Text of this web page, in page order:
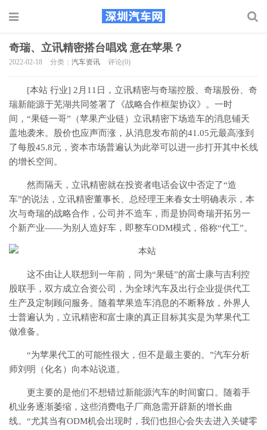
奇瑞、立讯精密搭台唱戏 意在苹果？
2022-02-18 分类： 汽车资讯 评论(0)
[本站 行业] 2月11日，立讯精密与奇瑞控股、奇瑞股份、奇
瑞新能源于芜湖共同签署了《战略合作框架协议》。一时
间，“果链一哥”（苹果产业链）立讯精密下场造车的消息铺天
盖地袭来。股价也应声而涨，从消息发布前的41.05元最高涨到
了每股45.8元，资本市场普遍认为此举可以进一步打开其中长线
的增长空间。
然而隔天，立讯精密就在投资者电话会议中否定了“造
车”的说法，立讯精密董事长、总经理王来春女士明确表示，本
次与奇瑞的战略合作，公司并不造车，而是协同奇瑞开拓另一
个新产业――为别人造好车，即整车ODM模式，俗称“代工”。
这不由让人联想到一年前，同为“果链”的富士康与吉利控
股联手，双方成立合资公司，为全球汽车及出行企业提供代工
生产及定制顾问服务。随着苹果造车消息的不断释放，外界人
士普遍认为，立讯精密和富士康的真正目标其实是为苹果代工
做准备。
“为苹果代工的可能性很大，但不是最主要的。”汽车分析
师刘明（化名）向本站说道。
更主要的是他们不想错过新能源汽车的时间窗口。随着手
机业务逐渐萎缩，这些消费电子厂商急需开辟新的增长曲
线。“尤其当有ODM机会出现时，我们也担心会失去进入关键零